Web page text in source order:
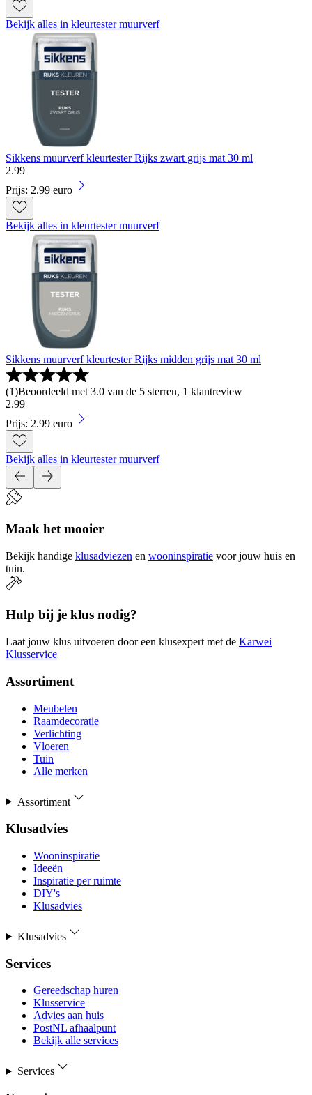
Bekijk alles in kleurtester muurverf
Sikkens muurverf kleurtester Rijks zwart grijs mat 30 ml
2.99
Prijs: 2.99 euro
Bekijk alles in kleurtester muurverf
Sikkens muurverf kleurtester Rijks midden grijs mat 30 ml
(1)Beoordeeld met 3.0 van de 5 sterren, 1 klantreview
2.99
Prijs: 2.99 euro
Bekijk alles in kleurtester muurverf
Maak het mooier
Bekijk handige klusadviezen en wooninspiratie voor jouw huis en
tuin.
Hulp bij je klus nodig?
Laat jouw klus uitvoeren door een klusexpert met de Karwei
Klusservice
Assortiment
Meubelen
Raamdecoratie
Verlichting
Vloeren
Tuin
Alle merken
Assortiment
Klusadvies
Wooninspiratie
Ideeën
Inspiratie per ruimte
DIY's
Klusadvies
Klusadvies
Services
Gereedschap huren
Klusservice
Advies aan huis
PostNL afhaalpunt
Bekijk alle services
Services